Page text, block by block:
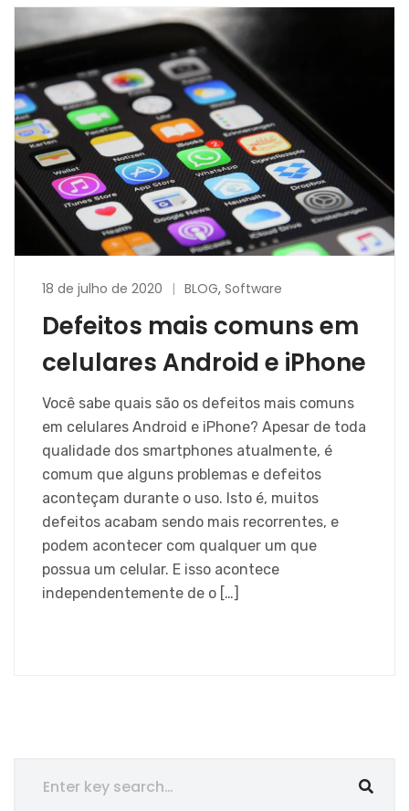
18 de julho de 2020 BLOG, Software
Defeitos mais comuns em
celulares Android e iPhone
Você sabe quais são os defeitos mais comuns
em celulares Android e iPhone? Apesar de toda
qualidade dos smartphones atualmente, é
comum que alguns problemas e defeitos
aconteçam durante o uso. Isto é, muitos
defeitos acabam sendo mais recorrentes, e
podem acontecer com qualquer um que
possua um celular. E isso acontece
independentemente de o […]